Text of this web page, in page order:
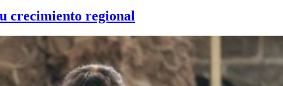
crecimiento regional